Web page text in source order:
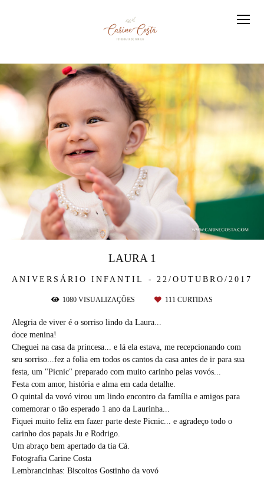
ANIVERSÁRIO INFANTIL 22/OUTUBRO/2017
LAURA 1
1080 VISUALIZAÇÕES 111 CURTIDAS
Alegria de viver é o sorriso lindo da Laura...
doce menina!
Cheguei na casa da princesa... e lá ela estava, me recepcionando com
seu sorriso...fez a folia em todos os cantos da casa antes de ir para sua
festa, um "Picnic" preparado com muito carinho pelas vovós...
Festa com amor, história e alma em cada detalhe.
O quintal da vovó virou um lindo encontro da família e amigos para
comemorar o tão esperado 1 ano da Laurinha...
Fiquei muito feliz em fazer parte deste Picnic... e agradeço todo o
carinho dos papais Ju e Rodrigo.
Um abraço bem apertado da tia Cá.
Fotografia Carine Costa
Lembrancinhas: Biscoitos Gostinho da vovó